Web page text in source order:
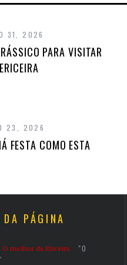
31, 2026
PARA VISITAR
23, 2026
FESTA COMO ESTA
DA PÁGINA
"O